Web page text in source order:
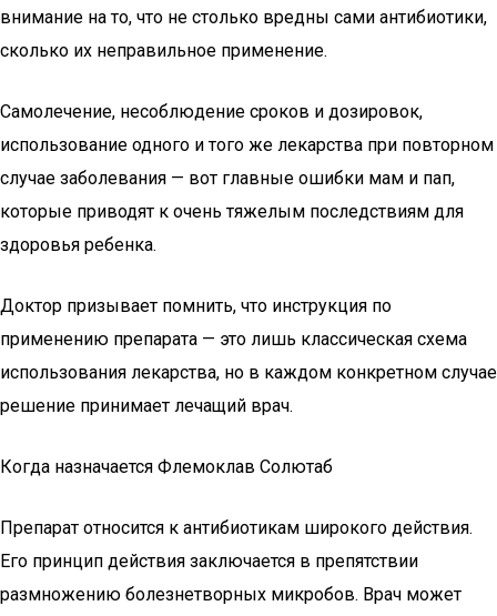
внимание на то, что не столько вредны сами антибиотики,
сколько их неправильное применение.
Самолечение, несоблюдение сроков и дозировок,
использование одного и того же лекарства при повторном
случае заболевания — вот главные ошибки мам и пап,
которые приводят к очень тяжелым последствиям для
здоровья ребенка.
Доктор призывает помнить, что инструкция по
применению препарата — это лишь классическая схема
использования лекарства, но в каждом конкретном случае
решение принимает лечащий врач.
Когда назначается Флемоклав Солютаб
Препарат относится к антибиотикам широкого действия.
Его принцип действия заключается в препятствии
размножению болезнетворных микробов. Врач может